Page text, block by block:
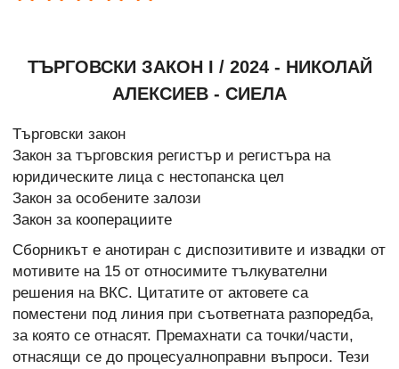
ТЪРГОВСКИ ЗАКОН I / 2024 - НИКОЛАЙ
АЛЕКСИЕВ - СИЕЛА
Търговски закон
Закон за търговския регистър и регистъра на
юридическите лица с нестопанска цел
Закон за особените залози
Закон за кооперациите
Сборникът е анотиран с диспозитивите и извадки от
мотивите на 15 от относимите тълкувателни
решения на ВКС. Цитатите от актовете са
поместени под линия при съответната разпоредба,
за която се отнасят. Премахнати са точки/части,
отнасящи се до процесуално­правни въпроси. Тези